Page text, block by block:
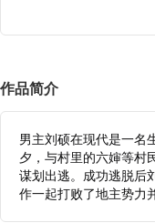
作品简介
男主刘硕在现代是一名
夕，与村里的六婶等村
谋划出逃。成功逃脱后
作一起打败了地主势力